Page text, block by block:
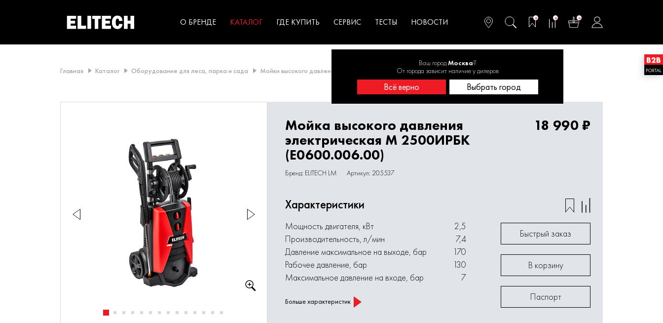
О БРЕНДЕ КАТАЛОГ садоводства
ГДЕ КУПИТЬ СЕРВИС ТЕСТЫ НОВОСТИ 0 0 0
Ваш городМосква?
От города зависит наличие у дилеров
Всё верно Выбрать город
Главная Каталог Оборудование для леса, парка и сада Мойки высокого давления Мойка высокого давления электрическая М 2500ИРБК (E0600.006.00)
Мойка высокого давления
электрическая М 2500ИРБК
(E0600.006.00)
Бренд: ELITECH LM Артикул: 205537
18 990 ₽
Характеристики
Мощность двигателя, кВт
2,5
Производительность, л/мин
7,4
Давление максимальное на выходе, бар
170
Рабочее давление, бар
130
Максимальное давление на входе, бар
7
Больше характеристик
Быстрый заказ
В корзину
Паспорт